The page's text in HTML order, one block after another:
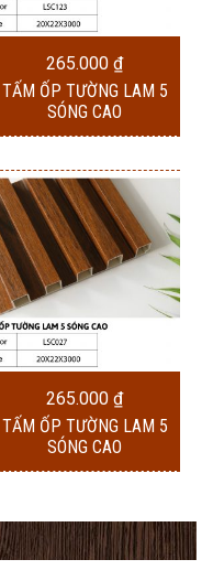
265.000 ₫
TẤM ỐP TƯỜNG LAM 5
SÓNG CAO
265.000 ₫
TẤM ỐP TƯỜNG LAM 5
SÓNG CAO